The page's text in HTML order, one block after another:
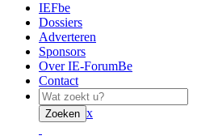
IEFbe
Dossiers
Adverteren
Sponsors
Over IE-ForumBe
Contact
Zoeken x